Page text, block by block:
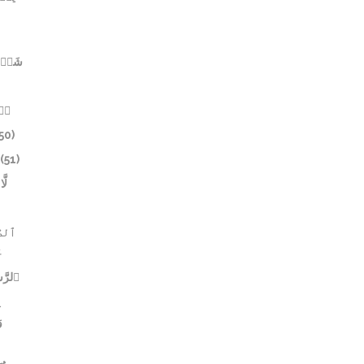
(51)